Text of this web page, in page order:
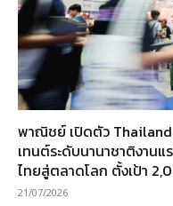
พาณิชย์ เปิดตัว Thailand
เทนต์ระดับนานาชาติงาน
ไทยสู่ตลาดโลก ตั้งเป้า
21/07/2026